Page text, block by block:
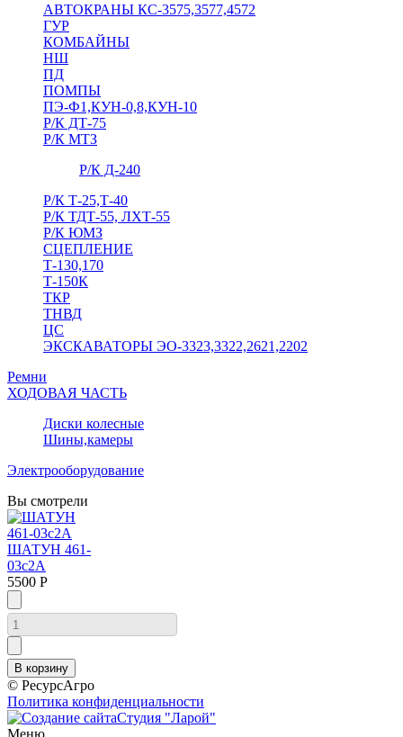
АВТОКРАНЫ КС-3575,3577,4572
ГУР
КОМБАЙНЫ
НШ
ПД
ПОМПЫ
ПЭ-Ф1,КУН-0,8,КУН-10
Р/К ДТ-75
Р/К МТЗ
Р/К Д-240
Р/К Т-25,Т-40
Р/К ТДТ-55, ЛХТ-55
Р/К ЮМЗ
СЦЕПЛЕНИЕ
Т-130,170
Т-150К
ТКР
ТНВД
ЦС
ЭКСКАВАТОРЫ ЭО-3323,3322,2621,2202
Ремни
ХОДОВАЯ ЧАСТЬ
Диски колесные
Шины,камеры
Электрооборудование
Вы смотрели
ШАТУН 461-
03с2А
5500 Р
© РесурсАгро
Политика конфиденциальности
Студия "Ларой"
Меню